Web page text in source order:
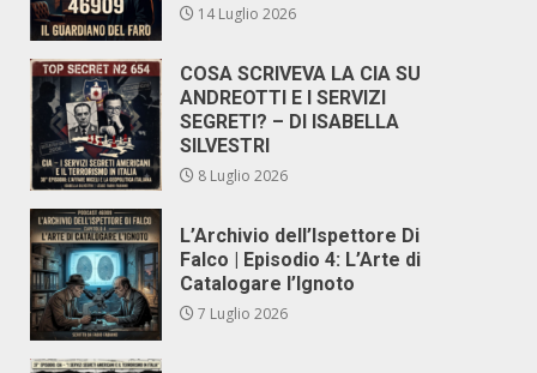
14 Luglio 2026
COSA SCRIVEVA LA CIA SU
ANDREOTTI E I SERVIZI
SEGRETI? – DI ISABELLA
SILVESTRI
8 Luglio 2026
L’Archivio dell’Ispettore Di
Falco | Episodio 4: L’Arte di
Catalogare l’Ignoto
7 Luglio 2026